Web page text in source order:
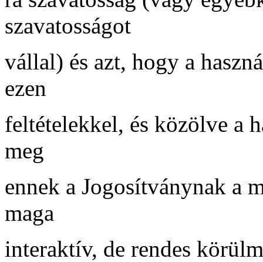
szavatosságot
vállal) és azt, hogy a
ezen
feltételekkel, és közölve a
meg
ennek a Jogosítványnak a
maga
interaktív, de rendes